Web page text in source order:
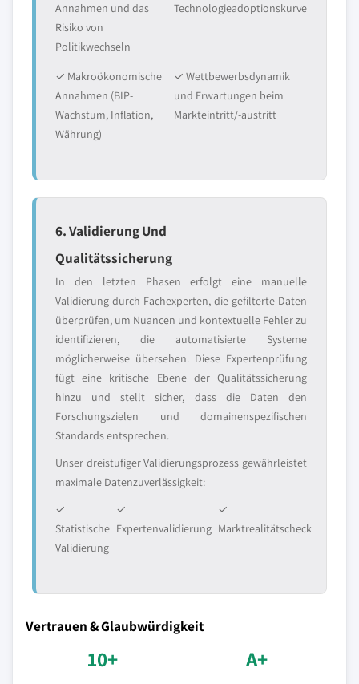
Annahmen und das
Risiko von
Politikwechseln
Technologieadoptionskurve
✓ Makroökonomische
Annahmen (BIP-
Wachstum, Inflation,
Währung)
✓ Wettbewerbsdynamik
und Erwartungen beim
Markteintritt/-austritt
6. Validierung Und
Qualitätssicherung
In den letzten Phasen erfolgt eine manuelle
Validierung durch Fachexperten, die gefilterte Daten
überprüfen, um Nuancen und kontextuelle Fehler zu
identifizieren, die automatisierte Systeme
möglicherweise übersehen. Diese Expertenprüfung
fügt eine kritische Ebene der Qualitätssicherung
hinzu und stellt sicher, dass die Daten den
Forschungszielen und domainenspezifischen
Standards entsprechen.
Unser dreistufiger Validierungsprozess gewährleistet
maximale Datenzuverlässigkeit:
✓
Statistische
Validierung
✓
Expertenvalidierung
✓
Marktrealitätscheck
Vertrauen & Glaubwürdigkeit
10+ A+